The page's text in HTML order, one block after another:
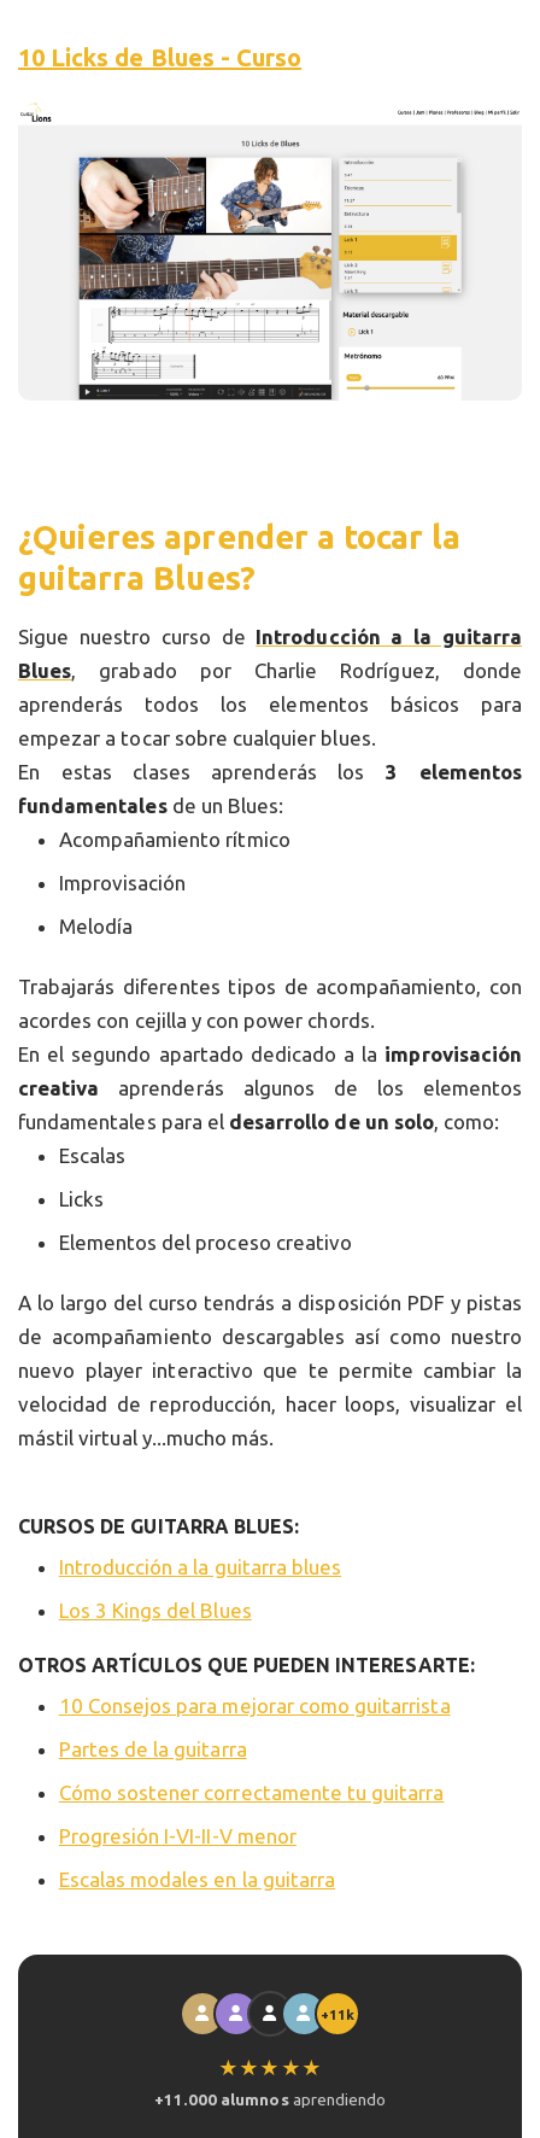
10 Licks de Blues - Curso
¿Quieres aprender a tocar la
guitarra Blues?
Sigue nuestro curso de Introducción a la guitarra
Blues, grabado por Charlie Rodríguez, donde
aprenderás todos los elementos básicos para
empezar a tocar sobre cualquier blues.
En estas clases aprenderás los 3 elementos
fundamentalesde un Blues:
Acompañamiento rítmico
Improvisación
Melodía
Trabajarás diferentes tipos de acompañamiento, con
acordes con cejilla y con power chords.
En el segundo apartado dedicado a la improvisación
creativa aprenderás algunos de los elementos
fundamentales para el desarrollo de un solo, como:
Escalas
Licks
Elementos del proceso creativo
A lo largo del curso tendrás a disposición PDF y pistas
de acompañamiento descargables así como nuestro
nuevo player interactivo que te permite cambiar la
velocidad de reproducción, hacer loops, visualizar el
mástil virtual y...mucho más.
CURSOS DE GUITARRA BLUES:
Introducción a la guitarra blues
Los 3 Kings del Blues
OTROS ARTÍCULOS QUE PUEDEN INTERESARTE:
10 Consejos para mejorar como guitarrista
Partes de la guitarra
Cómo sostener correctamente tu guitarra
Progresión I-VI-II-V menor
Escalas modales en la guitarra
+11k
★★★★★
+11.000 alumnosaprendiendo